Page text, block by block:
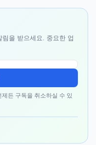
을 받으세요. 중요한 업
든 구독을 취소하실 수 있